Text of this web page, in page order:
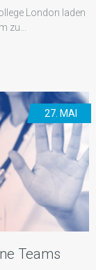
London laden
zu...
27. MAI
Teams